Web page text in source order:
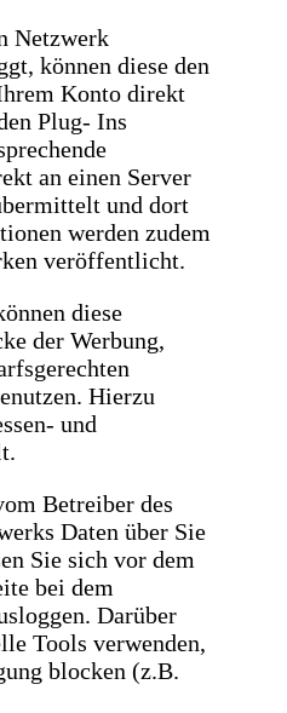
Netzwerk
können diese den
Konto direkt
Plug- Ins
an einen Server
und dort
werden zudem
veröffentlicht.
diese
der Werbung,
Hierzu
und
Betreiber des
Daten über Sie
Sie sich vor dem
bei dem
Darüber
Tools verwenden,
blocken (z.B.